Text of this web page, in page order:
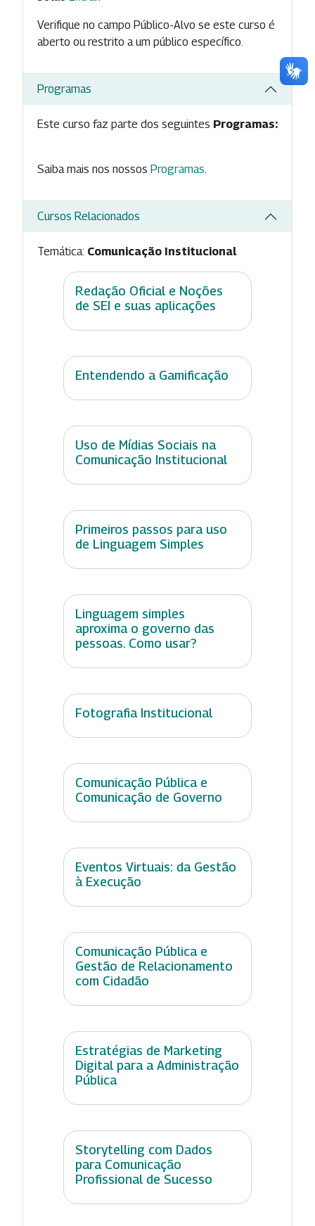
Verifique no campo Público-Alvo se este curso é
aberto ou restrito a um público específico.
Programas
Este curso faz parte dos seguintes Programas:
Saiba mais nos nossos Programas
Cursos Relacionados
Temática: Comunicação Institucional
Redação Oficial e Noções
de SEI e suas aplicações
Entendendo a Gamificação
Uso de Mídias Sociais na
Comunicação Institucional
Primeiros passos para uso
de Linguagem Simples
Linguagem simples
aproxima o governo das
pessoas. Como usar?
Fotografia Institucional
Comunicação Pública e
Comunicação de Governo
Eventos Virtuais: da Gestão
à Execução
Comunicação Pública e
Gestão de Relacionamento
com Cidadão
Estratégias de Marketing
Digital para a Administração
Pública
Storytelling com Dados
para Comunicação
Profissional de Sucesso